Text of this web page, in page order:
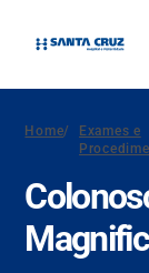
Home/
Exames e